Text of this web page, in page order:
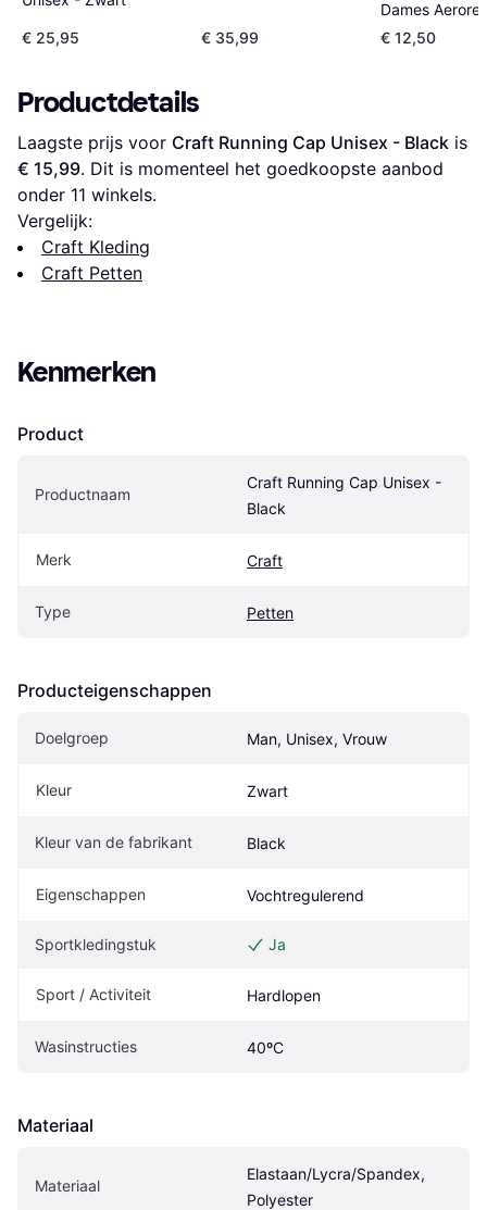
€ 25,95 € 35,99
Dames
Baseballpet -
Black/White
€ 12,50
Productdetails
Laagste prijs voor Craft Running Cap Unisex - Black
€ 15,99. Dit is momenteel het goedkoopste aanbod
onder 11 winkels.
Vergelijk:
Craft Kleding
Craft Petten
Kenmerken
Product
Productnaam
Craft Running Cap Unisex -
Black
Merk Craft
Type Petten
Producteigenschappen
Doelgroep Man, Unisex, Vrouw
Kleur Zwart
Kleur van de fabrikant Black
Eigenschappen Vochtregulerend
Sportkledingstuk Ja
Sport / Activiteit Hardlopen
Wasinstructies 40ºC
Materiaal
Materiaal
Elastaan/Lycra/Spandex,
Polyester